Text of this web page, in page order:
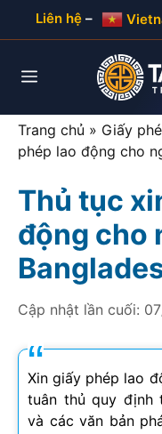
Liên hệ –
Menu
Trang chủ » Giấy
phép lao động cho
Thủ tục
động cho
Cập nhật lần cuối:
Xin giấy phép lao
tuân thủ quy định
và các văn bản